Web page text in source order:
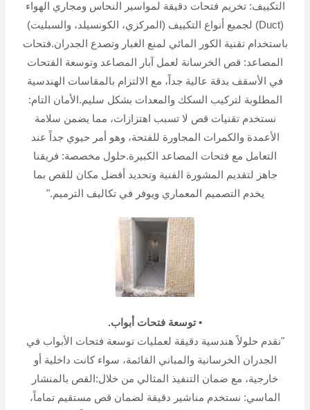
التكييف: تخريم فتحات دقيقة لمواسير النحاس ومجاري الهواء
(Duct) لجميع أنواع التكييف (المركزي، الكونسيلد، والسبليت)
باستخدام تقنية الكور المائي لمنع الغبار وتصدع الجدران.فتحات
المصاعد: قص الخرسانة لعمل آبار المصاعد وتوسعة الفتحات
في الأسقف بدقة عالية جداً، مع الالتزام بالمقاسات الهندسية
المطلوبة لتركيب السكك والمعدات بشكل سليم.الأمان التام:
نستخدم تقنيات قص لا تسبب اهتزازات، مما يضمن سلامة
الأعمدة والكمرات المجاورة للفتحة، وهو أمر حيوي جداً عند
التعامل مع فتحات المصاعد الكبيرة.حلول مخصصة: فريقنا
جاهز لتقديم المشورة الفنية وتحديد أفضل مكان للقص بما
يخدم التصميم المعماري ويوفر في تكاليف الترميم."
• توسعة فتحات أبواب.
"نقدم حلولاً هندسية دقيقة لعمليات توسعة فتحات الأبواب في
الجدران الخرسانية والمباني القائمة، سواء كانت داخلية أو
خارجية، مع ضمان التنفيذ المثالي من خلال:القص بالمنشار
الماسي: نستخدم مناشير دقيقة لضمان قص مستقيم تماماً،